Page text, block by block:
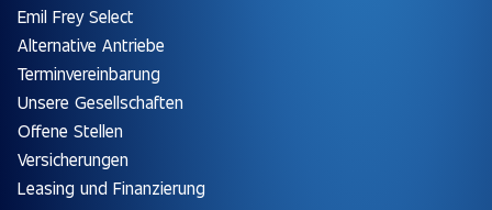
Emil Frey Select
Alternative Antriebe
Terminvereinbarung
Unsere Gesellschaften
Offene Stellen
Versicherungen
Leasing und Finanzierung